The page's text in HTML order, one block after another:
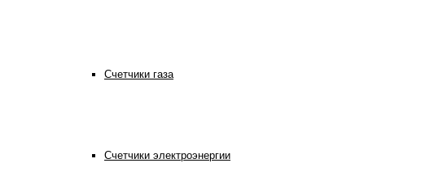
Счетчики газа
Счетчики электроэнергии